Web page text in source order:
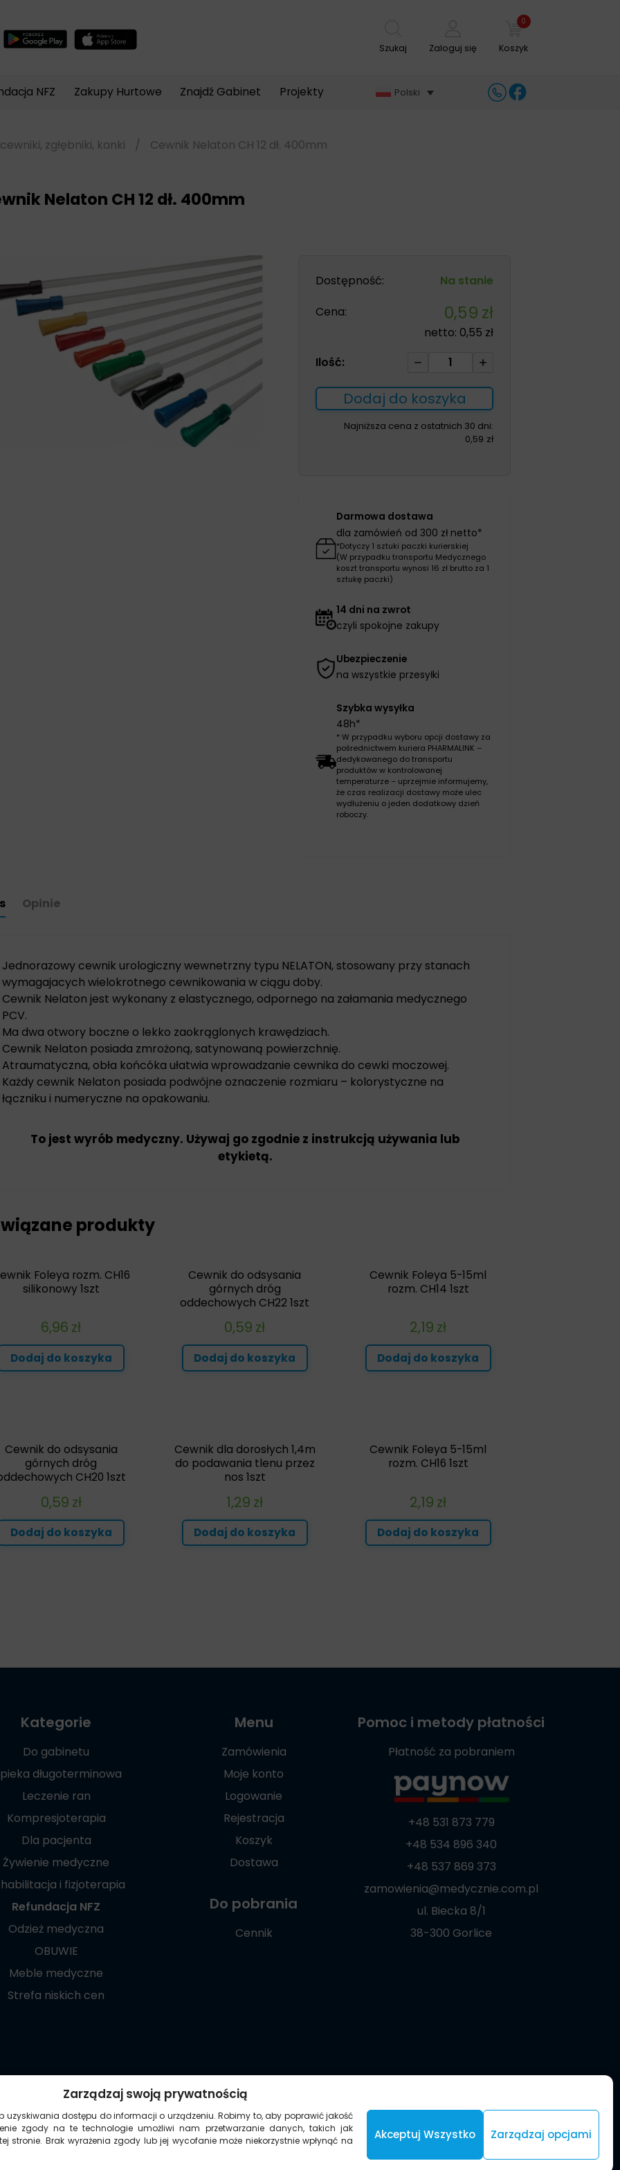
Zarządzaj swoją prywatnością
dostępu do informacji o urządzeniu. Robimy to, aby poprawić jakość
zgody na te technologie umożliwi nam przetwarzanie danych, takich jak
Brak wyrażenia zgody lub jej wycofanie może niekorzystnie wpłynąć na
Akceptuj Wszystko Zarządzaj opcjami
Szukaj Zaloguj się
0
Koszyk
NFZ Zakupy Hurtowe Znajdź Gabinet Projekty Polski
cewniki, zgłębniki, kanki / Cewnik Nelaton CH 12 dł. 400mm
Nelaton CH 12 dł. 400mm
Dostępność:
Na stanie
Cena:
0,59 zł
netto: 0,55 zł
Ilość:
ilość
Nelaton
CH
12
Dodaj do koszyka
Najniższa cena z ostatnich 30 dni:
0,59 zł
Darmowa dostawa
dla zamówień od 300 zł netto*
*Dotyczy 1 sztuki paczki kurierskiej
(W przypadku transportu Medycznego
koszt transportu wynosi 16 zł brutto za 1
sztukę paczki)
14 dni na zwrot
czyli spokojne zakupy
Ubezpieczenie
na wszystkie przesyłki
Szybka wysyłka
48h*
* W przypadku wyboru opcji dostawy za
pośrednictwem kuriera PHARMALINK –
dedykowanego do transportu
produktów w kontrolowanej
temperaturze – uprzejmie informujemy,
że czas realizacji dostawy może ulec
wydłużeniu o jeden dodatkowy dzień
roboczy.
Opinie
Jednorazowy cewnik urologiczny wewnetrzny typu NELATON, stosowany przy stanach
wymagajacych wielokrotnego cewnikowania w ciągu doby.
Cewnik Nelaton jest wykonany z elastycznego, odpornego na załamania medycznego
PCV.
Ma dwa otwory boczne o lekko zaokrąglonych krawędziach.
Cewnik Nelaton posiada zmrożoną, satynowaną powierzchnię.
Atraumatyczna, obła końcóka ułatwia wprowadzanie cewnika do cewki moczowej.
Każdy cewnik Nelaton posiada podwójne oznaczenie rozmiaru – kolorystyczne na
łączniku i numeryczne na opakowaniu.
To jest wyrób medyczny. Używaj go zgodnie z instrukcją używania lub
etykietą.
produkty
Foleya rozm. CH16
silikonowy 1szt
6,96 zł
Dodaj do koszyka
Cewnik do odsysania
górnych dróg
oddechowych CH22 1szt
0,59 zł
Dodaj do koszyka
Cewnik Foleya 5-15ml
rozm. CH14 1szt
2,19 zł
Dodaj do koszyka
Cewnik do odsysania
górnych dróg
CH20 1szt
0,59 zł
Dodaj do koszyka
Cewnik dla dorosłych 1,4m
do podawania tlenu przez
nos 1szt
1,29 zł
Dodaj do koszyka
Cewnik Foleya 5-15ml
rozm. CH16 1szt
2,19 zł
Dodaj do koszyka
Kategorie
Do gabinetu
długoterminowa
Leczenie ran
Kompresjoterapia
Dla pacjenta
Żywienie medyczne
i fizjoterapia
Refundacja NFZ
Odzież medyczna
OBUWIE
Meble medyczne
Strefa niskich cen
Menu
Zamówienia
Moje konto
Logowanie
Rejestracja
Koszyk
Dostawa
Do pobrania
Cennik
Pomoc i metody płatności
Płatność za pobraniem
+48 531 873 779
+48 534 896 340
+48 537 869 373
zamowienia@medycznie.com.pl
ul. Biecka 8/1
38-300 Gorlice
Poznaj naszą
aplikację mobilną: